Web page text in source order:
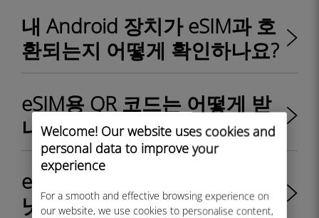
Welcome! Our website uses cookies and
personal data to improve your
experience
For a smooth and effective browsing experience on
our website, we use cookies to personalise content,
내 Android 장치가 eSIM과 호
환되는지 어떻게 확인하나요?
eSIM용 QR 코드는 어떻게 받
나요?
eSIM이 물리적 SIM 카드보다
낫나요?